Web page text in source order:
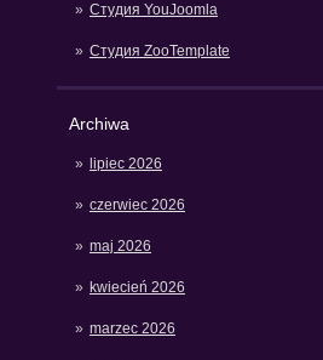
Студия YouJoomla
Студия ZooTemplate
Archiwa
lipiec 2026
czerwiec 2026
maj 2026
kwiecień 2026
marzec 2026